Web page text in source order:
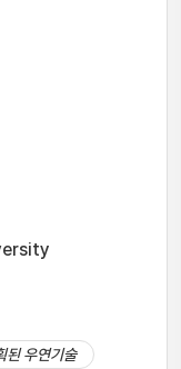
된 우연기술